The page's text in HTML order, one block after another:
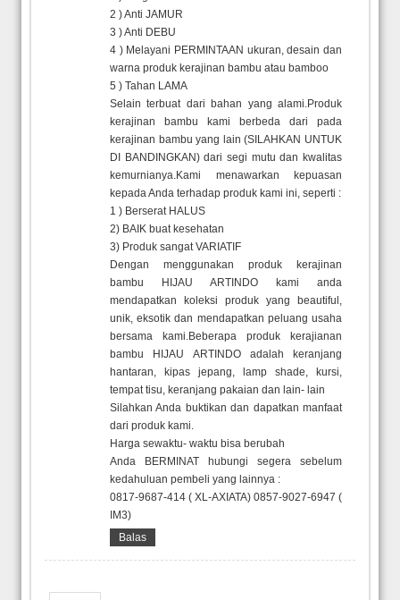
2 ) Anti JAMUR
3 ) Anti DEBU
4 ) Melayani PERMINTAAN ukuran, desain dan
warna produk kerajinan bambu atau bamboo
5 ) Tahan LAMA
Selain terbuat dari bahan yang alami.Produk
kerajinan bambu kami berbeda dari pada
kerajinan bambu yang lain (SILAHKAN UNTUK
DI BANDINGKAN) dari segi mutu dan kwalitas
kemurnianya.Kami menawarkan kepuasan
kepada Anda terhadap produk kami ini, seperti :
1 ) Berserat HALUS
2) BAIK buat kesehatan
3) Produk sangat VARIATIF
Dengan menggunakan produk kerajinan
bambu HIJAU ARTINDO kami anda
mendapatkan koleksi produk yang beautiful,
unik, eksotik dan mendapatkan peluang usaha
bersama kami.Beberapa produk kerajianan
bambu HIJAU ARTINDO adalah keranjang
hantaran, kipas jepang, lamp shade, kursi,
tempat tisu, keranjang pakaian dan lain- lain
Silahkan Anda buktikan dan dapatkan manfaat
dari produk kami.
Harga sewaktu- waktu bisa berubah
Anda BERMINAT hubungi segera sebelum
kedahuluan pembeli yang lainnya :
0817-9687-414 ( XL-AXIATA) 0857-9027-6947 (
IM3)
Balas